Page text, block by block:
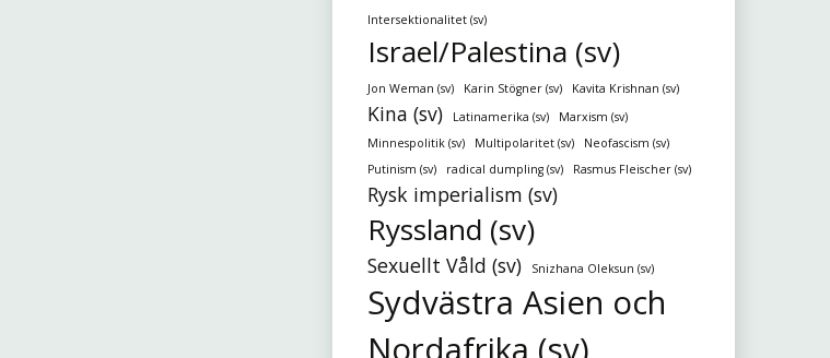
Intersektionalitet (sv)
Israel/Palestina (sv)
Jon Weman (sv) Karin Stögner (sv) Kavita Krishnan (sv)
Kina (sv) Latinamerika (sv)
Marxism (sv)
Minnespolitik (sv)
Multipolaritet (sv)
Neofascism (sv)
Putinism (sv)
radical dumpling (sv) Rasmus Fleischer (sv)
Rysk imperialism (sv)
Ryssland (sv)
Sexuellt Våld (sv) Snizhana Oleksun (sv)
Sydvästra Asien och